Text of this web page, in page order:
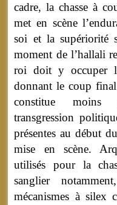
cadre, la chasse à
met en scène
soi et la supériorité
moment de l’hallali
roi doit y occuper
donnant le coup
constitue moins
transgression
présentes au début
mise en scène.
utilisés pour la
sanglier
mécanismes à silex